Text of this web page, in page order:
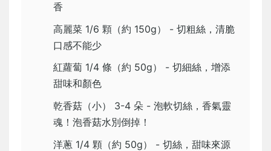
香
高麗菜 1/6 顆（約 150g） - 切粗絲，清脆
口感不能少
紅蘿蔔 1/4 條（約 50g） - 切細絲，增添
甜味和顏色
乾香菇（小） 3-4 朵 - 泡軟切絲，香氣靈
魂！泡香菇水別倒掉！
洋蔥 1/4 顆（約 50g） - 切絲，甜味來源